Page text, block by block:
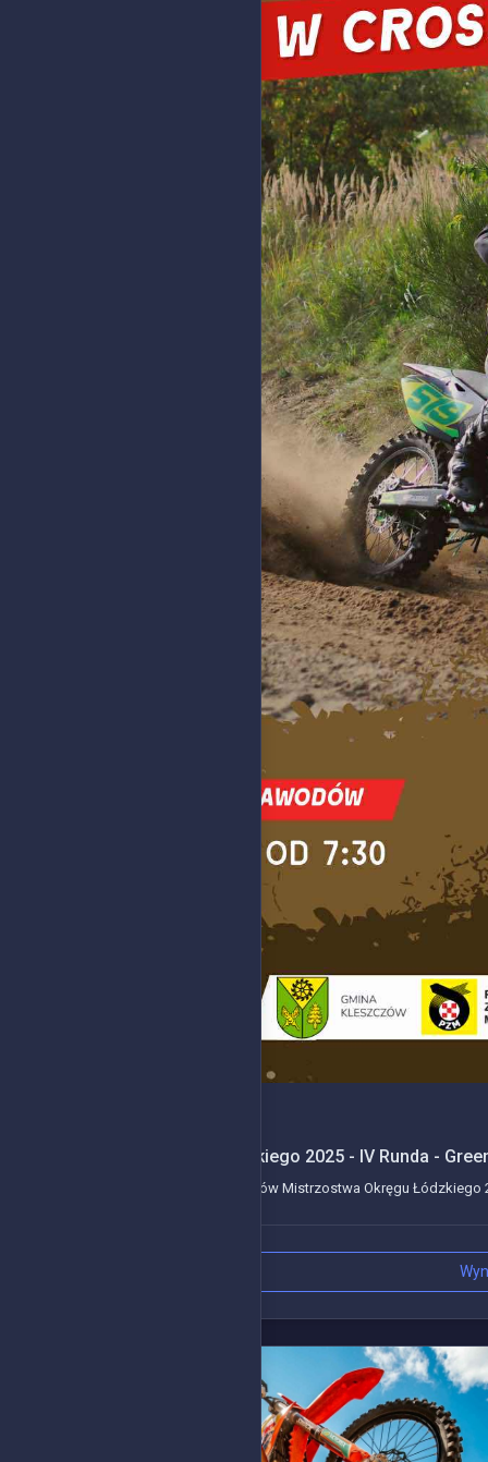
Mistrzostwa Okręgu Łódzkiego 2025 - IV Runda -
Kolejne wydarzenie z serii wyścigów Mistrzostwa Okręgu